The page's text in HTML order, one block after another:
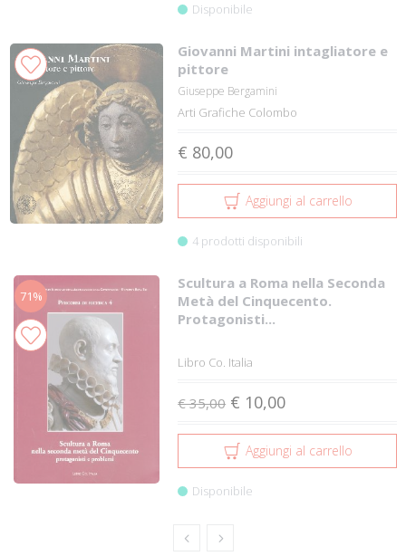
Disponibile
Giovanni Martini intagliatore e
pittore
Giuseppe Bergamini
Arti Grafiche Colombo
€ 80,00
Aggiungi al carrello
4 prodotti disponibili
71%
Scultura a Roma nella Seconda
Metà del Cinquecento.
Protagonisti...
Libro Co. Italia
€ 35,00 € 10,00
Aggiungi al carrello
Disponibile